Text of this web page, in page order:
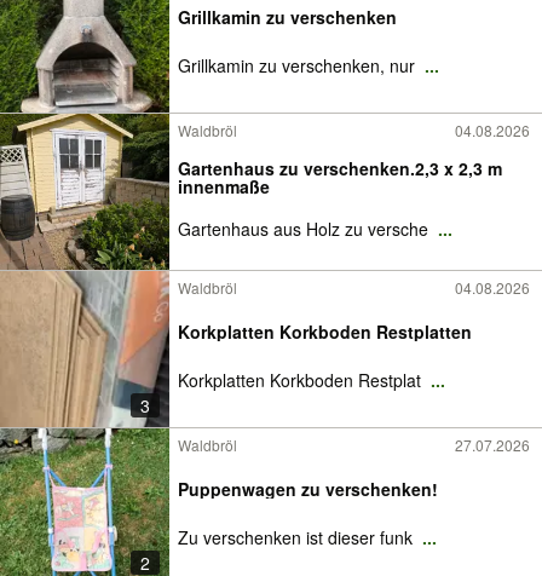
Grillkamin zu verschenken
Grillkamin zu verschenken, nur ...
Waldbröl 04.08.2026
Gartenhaus zu verschenken.2,3 x 2,3 m
innenmaße
Gartenhaus aus Holz zu versche ...
3
Waldbröl 04.08.2026
Korkplatten Korkboden Restplatten
Korkplatten Korkboden Restplat ...
2
Waldbröl 27.07.2026
Puppenwagen zu verschenken!
Zu verschenken ist dieser funk ...